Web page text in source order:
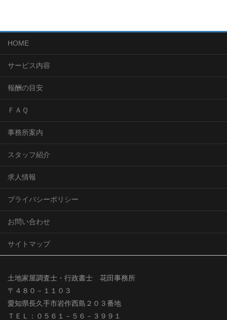
HOME
サービス内容
報酬の目安
ＦＡＱ
事務所案内
スタッフ紹介
求人情報
プライバシーポリシー
お問い合わせ
サイトマップ
土地家屋調査士・行政書士 花田事務所
〒４８０－１１０３
愛知県長久手市岩作西島２０３番地
ＴＥＬ：０５６１－５６－３９９１